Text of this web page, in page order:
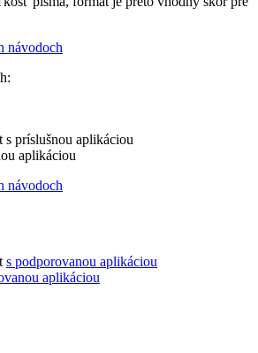
návodoch
s príslušnou aplikáciou
aplikáciou
návodoch
s podporovanou aplikáciou
aplikáciou